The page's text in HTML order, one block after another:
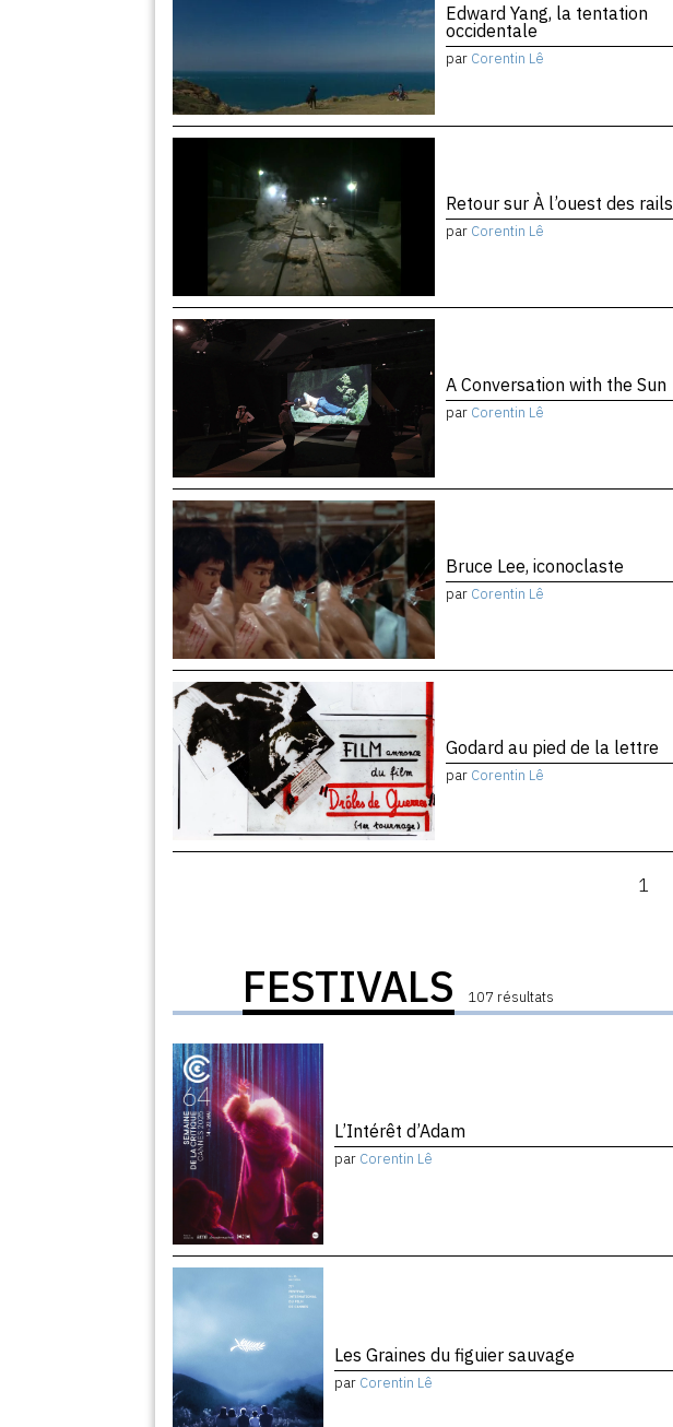
Edward Yang, la tentation
occidentale
par Corentin Lê
Retour sur À l’ouest des rails
par Corentin Lê
A Conversation with the Sun
par Corentin Lê
Bruce Lee, iconoclaste
par Corentin Lê
Godard au pied de la lettre
par Corentin Lê
1
FESTIVALS 107 résultats
L’Intérêt d’Adam
par Corentin Lê
Les Graines du figuier sauvage
par Corentin Lê